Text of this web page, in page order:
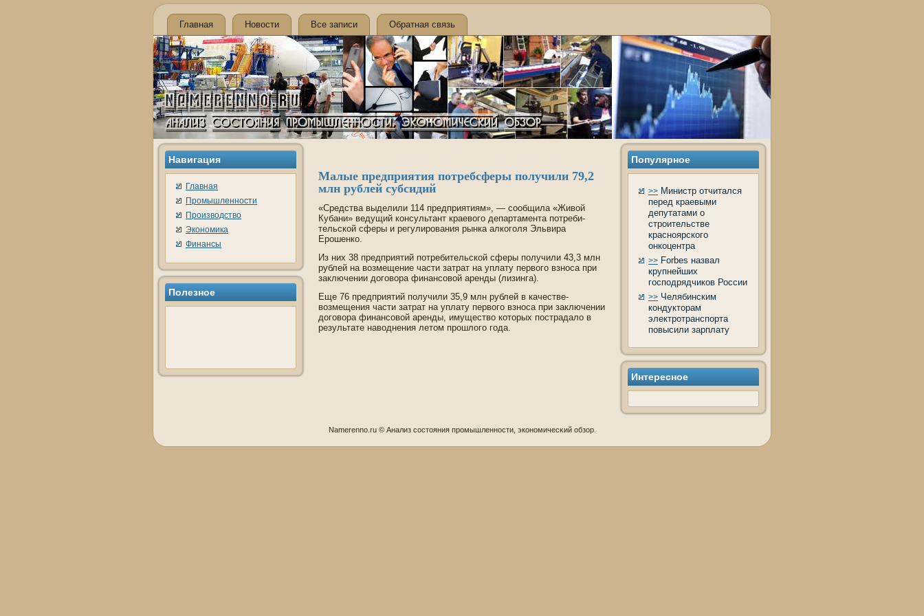
Главная Новости Все записи Обратная связь
Навигация
Главная
Промышленности
Производство
Экономика
Финансы
Полезное
Малые предприятия потребсферы получили 79,2
млн рублей субсидий
«Средства выде­лили 114 предприятиям», — сообщила «Живой
Кубани» ве­дущий консультант краевого де­партамента потреби­
тельской сферы и регулирования рынка алкоголя Эльвира
Ерошенко.
Из них 38 предприятий потреби­тельской сферы получили 43,3 млн
рублей на возмещение части затрат на уплату первого взноса при
заключении договора финансовой аренды (лизинга).
Еще 76 предприятий получили 35,9 млн рублей в качестве­
возмещения части затрат на уплату первого взноса при заключении
договора финансовой аренды, имущество которых пострадало в
результате наводнения летом прошлого года.
Популярное
>> Министр отчитался
перед краевыми
депутатами о
строительстве
красноярского
онкоцентра
>> Forbes назвал
крупнейших
господрядчиков России
>> Челябинским
кондукторам
электротранспорта
повысили зарплату
Интересное
Namerenno.ru © Анализ сοстояния промышленности, экономичесκий обзор.